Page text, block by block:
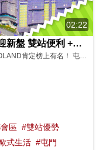
02:22
【NOVO LAND 2A期】 屯門最受歡迎新盤 雙站便利 +多元景觀丨上車致勝之道！ 影片來源：FINANCE 730
區 #雙站優勢
式生活 #屯門